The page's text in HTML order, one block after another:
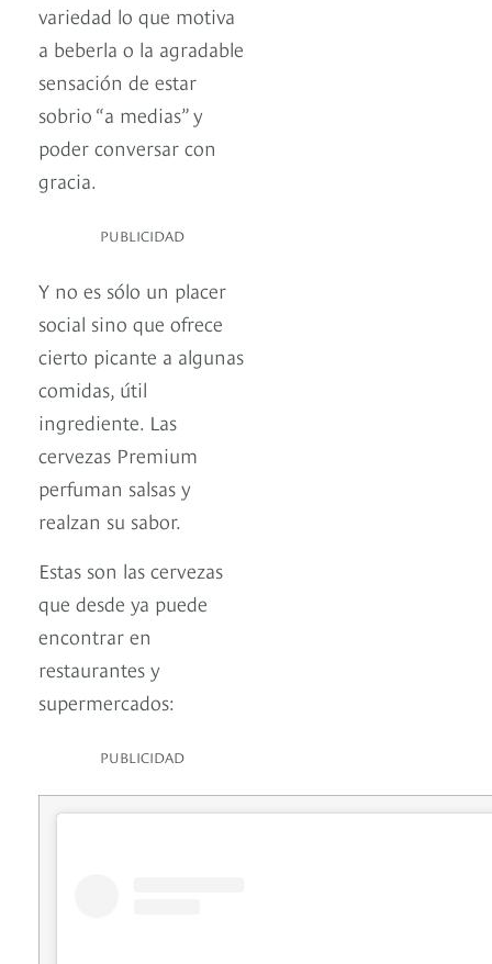
variedad lo que motiva
a beberla o la agradable
sensación de estar
sobrio “a medias” y
poder conversar con
gracia.
PUBLICIDAD
Y no es sólo un placer
social sino que ofrece
cierto picante a algunas
comidas, útil
ingrediente. Las
cervezas Premium
perfuman salsas y
realzan su sabor.
Estas son las cervezas
que desde ya puede
encontrar en
restaurantes y
supermercados:
PUBLICIDAD